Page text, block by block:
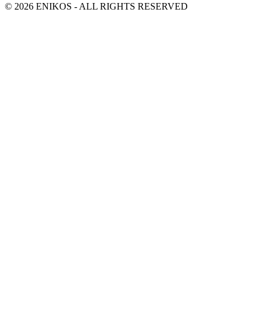
© 2026 ENIKOS - ALL RIGHTS RESERVED